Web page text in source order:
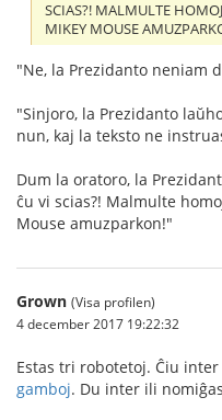
SCIAS?! MALMULTE
MIKEY MOUSE
"Ne, la Prezidanto neniam
"Sinjoro, la Prezidanto
nun, kaj la teksto ne
Dum la oratoro, la
ĉu vi scias?! Malmulte
Mouse amuzparkon!"
Grown (Visa profilen)
4 december 2017 19:22:32
Estas tri robotetoj. Ĉiu
gamboj. Du inter ili